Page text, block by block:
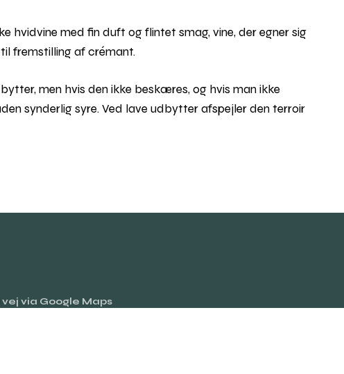
hvidvine med fin duft og flintet smag, vine, der egner sig
fremstilling af crémant.
men hvis den ikke beskæres, og hvis man ikke
synderlig syre. Ved lave udbytter afspejler den terroir
vej via Google Maps